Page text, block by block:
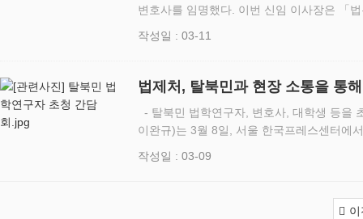
변호사를 임명했다. 이번 신임 이사장은 「
작성일 : 03-11
법제처, 탈북민과 현장 소통을 통
- 탈북민 법학연구자, 변호사, 대학생 등
이완규)는 3월 8일, 서울 한국프레스센터에
북민 법학연구자와…
작성일 : 03-09